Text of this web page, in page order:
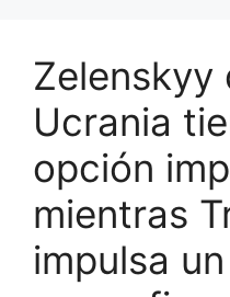
Zelenskyy
Ucrania
opción
mientras
impulsa